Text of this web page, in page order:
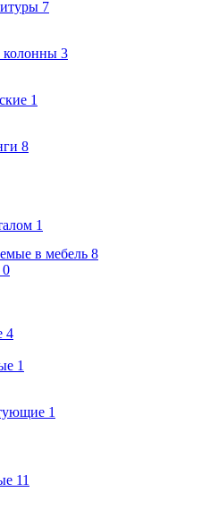
7
3
1
8
1
в мебель 8
0
4
1
1
11